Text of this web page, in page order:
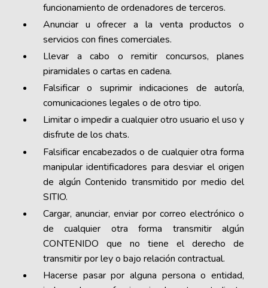
funcionamiento de ordenadores de terceros.
Anunciar u ofrecer a la venta productos o
servicios con fines comerciales.
Llevar a cabo o remitir concursos, planes
piramidales o cartas en cadena.
Falsificar o suprimir indicaciones de autoría,
comunicaciones legales o de otro tipo.
Limitar o impedir a cualquier otro usuario el uso y
disfrute de los chats.
Falsificar encabezados o de cualquier otra forma
manipular identificadores para desviar el origen
de algún Contenido transmitido por medio del
SITIO.
Cargar, anunciar, enviar por correo electrónico o
de cualquier otra forma transmitir algún
CONTENIDO que no tiene el derecho de
transmitir por ley o bajo relación contractual.
Hacerse pasar por alguna persona o entidad,